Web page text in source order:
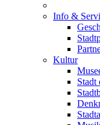
Info &
Kultur
Stadt